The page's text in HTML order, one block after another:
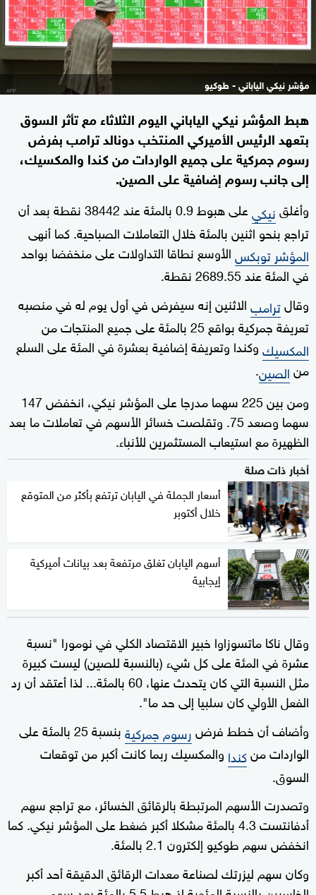
مؤشر نيكي الياباني - طوكيو
هبط المؤشر نيكي الياباني اليوم الثلاثاء مع تأثر السوق
بتعهد الرئيس الأميركي المنتخب دونالد ترامب بفرض
رسوم جمركية على جميع الواردات من كندا والمكسيك،
إلى جانب رسوم إضافية على الصين.
وأغلقنيكي
على هبوط 0.9 بالمئة عند 38442 نقطة بعد أن
تراجع بنحو اثنين بالمئة خلال التعاملات الصباحية. كما أنهى
المؤشر توبكسالأوسع نطاقا التداولات على منخفضا بواحد
في المئة عند 2689.55 نقطة.
وقالترامبالاثنين إنه سيفرض في أول يوم له في منصبه
تعريفة جمركية بواقع 25 بالمئة على جميع المنتجات من
المكسيكوكندا وتعريفة إضافية بعشرة في المئة على السلع
منالصين.
ومن بين 225 سهما مدرجا على المؤشر نيكي، انخفض 147
سهما وصعد 75. وتقلصت خسائر الأسهم في تعاملات ما بعد
الظهيرة مع استيعاب المستثمرين للأنباء.
أخبار ذات صلة
أسعار الجملة في اليابان ترتفع بأكثر من المتوقع
خلال أكتوبر
أسهم اليابان تغلق مرتفعة بعد بيانات أميركية
إيجابية
وقال ناكا ماتسوزاوا خبير الاقتصاد الكلي في نومورا "نسبة
عشرة في المئة على كل شيء (بالنسبة للصين) ليست كبيرة
مثل النسبة التي كان يتحدث عنها، 60 بالمئة... لذا أعتقد أن رد
الفعل الأولي كان سلبيا إلى حد ما".
وأضاف أن خطط فرضرسوم جمركية
بنسبة 25 بالمئة على
الواردات منكندا والمكسيك ربما كانت أكبر من توقعات
السوق.
وتصدرت الأسهم المرتبطة بالرقائق الخسائر، مع تراجع سهم
أدفانتست 4.3 بالمئة مشكلا أكبر ضغط على المؤشر نيكي. كما
انخفض سهم طوكيو إلكترون 2.1 بالمئة.
وكان سهم ليزرتك لصناعة معدات الرقائق الدقيقة أحد أكبر